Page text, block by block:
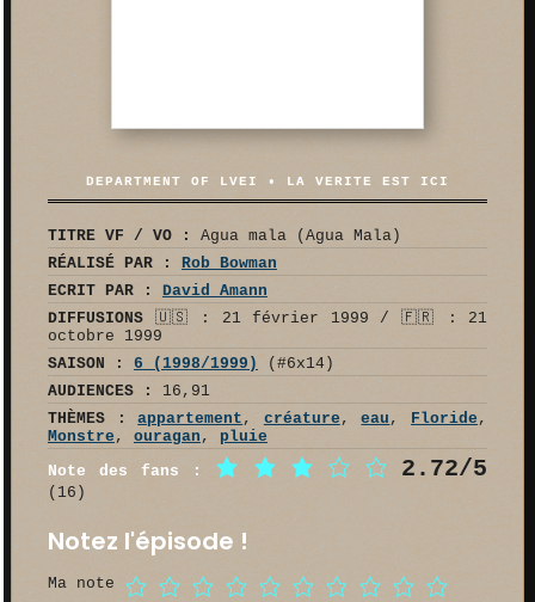
DEPARTMENT OF LVEI • LA VERITE EST ICI
TITRE VF / VO :
Agua mala (Agua Mala)
RÉALISÉ PAR :
Rob Bowman
ECRIT PAR :
David Amann
DIFFUSIONS
🇺🇸 : 21 février 1999 / 🇫🇷 : 21
octobre 1999
SAISON :
6 (1998/1999)
(#6x14)
AUDIENCES :
16,91
THÈMES :
appartement , créature ,eau , Floride ,
Monstre , ouragan , pluie
Note des fans :
2.72/5
(16)
Notez l'épisode !
Ma note